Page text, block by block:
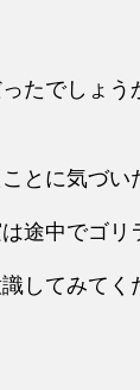
たでしょ
とに気づい
途中でゴリ
してみてく